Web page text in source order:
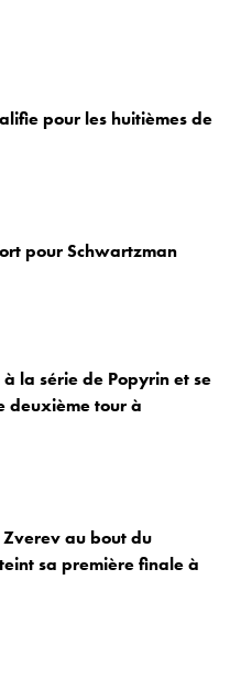
pour les huitièmes de
pour Schwartzman
la série de Popyrin et se
deuxième tour à
au bout du
sa première finale à